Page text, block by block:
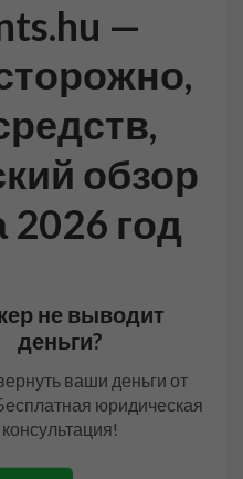
—
обзор
2026 год
не выводит
деньги?
ваши деньги от
юридическая
консультация!